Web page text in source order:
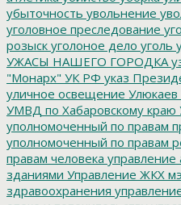
убыточность увольнение
уголовное преследование
розыск уголоное дело уголь
УЖАСЫ НАШЕГО ГОРОДКА
"Монарх" УК РФ указ
уличное освещение Улюкаев
УМВД по Хабаровскому краю
уполномоченный по правам
уполномоченный по правам
правам человека
зданиями Управление ЖКХ
здравоохранения